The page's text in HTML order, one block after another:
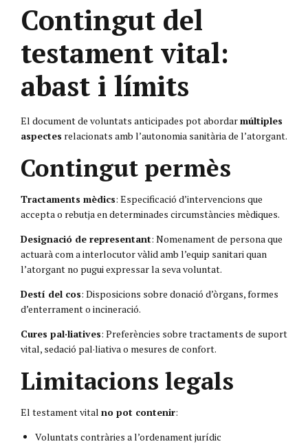
Contingut del
testament vital:
abast i límits
El document de voluntats anticipades pot abordarmúltiples
aspectes relacionats amb l’autonomia sanitària de l’atorgant.
Contingut permès
Tractaments mèdics: Especificació d’intervencions que
accepta o rebutja en determinades circumstàncies mèdiques.
Designació de representant: Nomenament de persona que
actuarà com a interlocutor vàlid amb l’equip sanitari quan
l’atorgant no pugui expressar la seva voluntat.
Destí del cos: Disposicions sobre donació d’òrgans, formes
d’enterrament o incineració.
Cures pal·liatives: Preferències sobre tractaments de suport
vital, sedació pal·liativa o mesures de confort.
Limitacions legals
El testament vital no pot contenir:
Voluntats contràries a l’ordenament jurídic